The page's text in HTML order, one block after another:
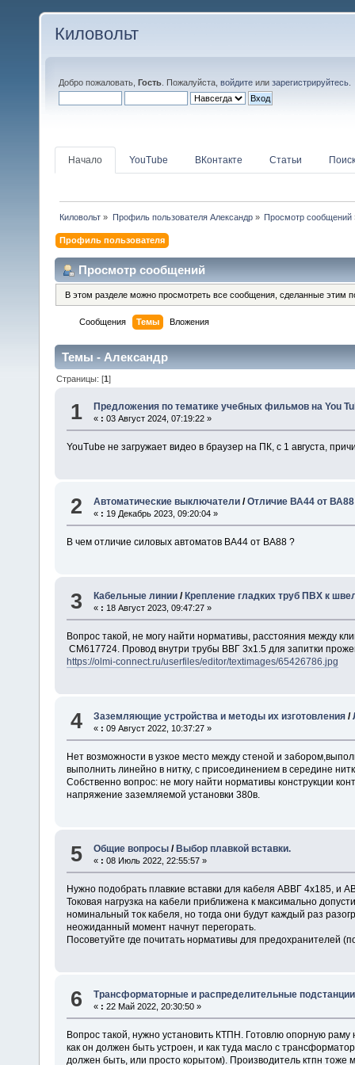
Киловольт
Добро пожаловать, Гость . Пожалуйста, войдите или зарегистрируйтесь
Начало YouTube ВКонтакте Статьи Поиск
Киловольт » Профиль пользователя Алексaндр» Просмотр сообщений
Профиль пользователя
Просмотр сообщений
В этом разделе можно просмотреть все сообщения, сделанные этим
Сообщения Темы Вложения
Темы - Алексaндр
Страницы: [1]
1 Предложения по тематике учебных фильмов на You
« : 03 Август 2024, 07:19:22 »
YouTube не загружает видео в браузер на ПК, с 1 августа,
2 Автоматические выключатели /Отличие ВА44 от ВА88
« : 19 Декабрь 2023, 09:20:04 »
В чем отличие силовых автоматов ВА44 от ВА88 ?
3 Кабельные линии / Крепление гладких труб ПВХ к
« : 18 Август 2023, 09:47:27 »
Вопрос такой, не могу найти нормативы, расстояния между
CM617724. Провод внутри трубы ВВГ 3х1.5 для запитки
https://olmi-connect.ru/userfiles/editor/textimages/65426786.jpg
4 Заземляющие устройства и методы их изготовления /
« : 09 Август 2022, 10:37:27 »
Нет возможности в узкое место между стеной и
выполнить линейно в нитку, с присоединением в середине
Собственно вопрос: не могу найти нормативы конструкции
напряжение заземляемой установки 380в.
5 Общие вопросы / Выбор плавкой вставки.
« : 08 Июль 2022, 22:55:57 »
Нужно подобрать плавкие вставки для кабеля АВВГ 4х185, и
Токовая нагрузка на кабели приближена к максимально
номинальный ток кабеля, но тогда они будут каждый раз
неожиданный момент начнут перегорать.
Посоветуйте где почитать нормативы для предохранителей
6 Трансформаторные и распределительные подстанции
« : 22 Май 2022, 20:30:50 »
Вопрос такой, нужно установить КТПН. Готовлю опорную
как он должен быть устроен, и как туда масло с
должен быть, или просто корытом). Производитель ктпн тоже